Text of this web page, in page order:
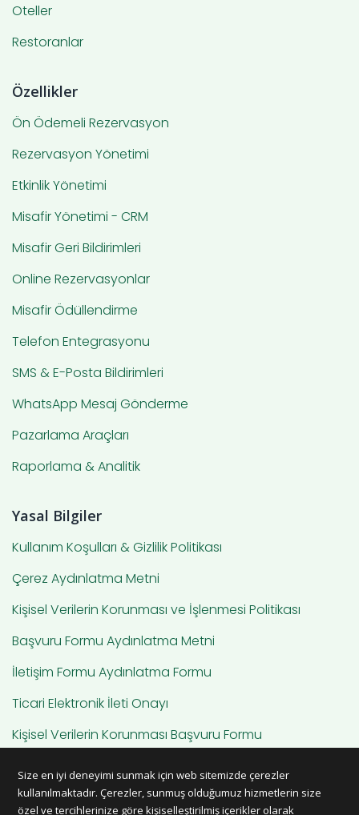
Oteller
Restoranlar
Özellikler
Ön Ödemeli Rezervasyon
Rezervasyon Yönetimi
Etkinlik Yönetimi
Misafir Yönetimi - CRM
Misafir Geri Bildirimleri
Online Rezervasyonlar
Misafir Ödüllendirme
Telefon Entegrasyonu
SMS & E-Posta Bildirimleri
WhatsApp Mesaj Gönderme
Pazarlama Araçları
Raporlama & Analitik
Yasal Bilgiler
Kullanım Koşulları & Gizlilik Politikası
Çerez Aydınlatma Metni
Kişisel Verilerin Korunması ve İşlenmesi Politikası
Başvuru Formu Aydınlatma Metni
İletişim Formu Aydınlatma Formu
Ticari Elektronik İleti Onayı
Kişisel Verilerin Korunması Başvuru Formu
Size en iyi deneyimi sunmak için web sitemizde çerezler
kullanılmaktadır. Çerezler, sunmuş olduğumuz hizmetlerin size
özel ve tercihlerinize göre kişiselleştirilmiş içerikler olarak